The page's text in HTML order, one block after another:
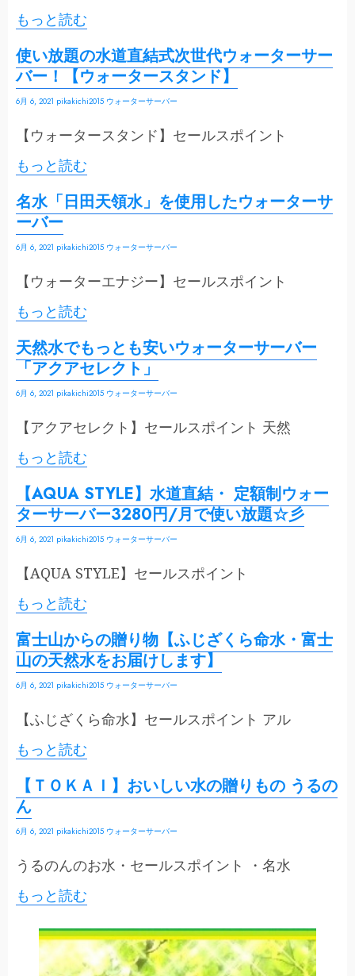
もっと読む
使い放題の水道直結式次世代ウォーターサー
バー！【ウォータースタンド】
6月 6, 2021 pikakichi2015 ウォーターサーバー
【ウォータースタンド】セールスポイント
もっと読む
名水「日田天領水」を使用したウォーターサ
ーバー
6月 6, 2021 pikakichi2015 ウォーターサーバー
【ウォーターエナジー】セールスポイント
もっと読む
天然水でもっとも安いウォーターサーバー
「アクアセレクト」
6月 6, 2021 pikakichi2015 ウォーターサーバー
【アクアセレクト】セールスポイント 天然
もっと読む
【AQUA STYLE】水道直結・ 定額制ウォー
ターサーバー3280円/月で使い放題☆彡
6月 6, 2021 pikakichi2015 ウォーターサーバー
【AQUA STYLE】セールスポイント
もっと読む
富士山からの贈り物【ふじざくら命水・富士
山の天然水をお届けします】
6月 6, 2021 pikakichi2015 ウォーターサーバー
【ふじざくら命水】セールスポイント アル
もっと読む
【ＴＯＫＡＩ】おいしい水の贈りもの うるの
ん
6月 6, 2021 pikakichi2015 ウォーターサーバー
うるのんのお水・セールスポイント ・名水
もっと読む